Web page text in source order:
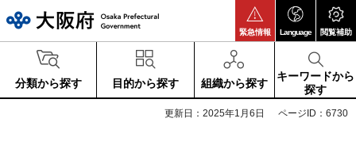
緊急情報 Language 閲覧補助
分類から探す 目的から探す 組織から探す
キーワードから
探す
更新日：2025年1月6日 ページID：6730